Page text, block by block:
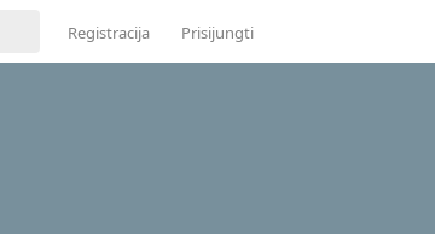
Registracija Prisijungti